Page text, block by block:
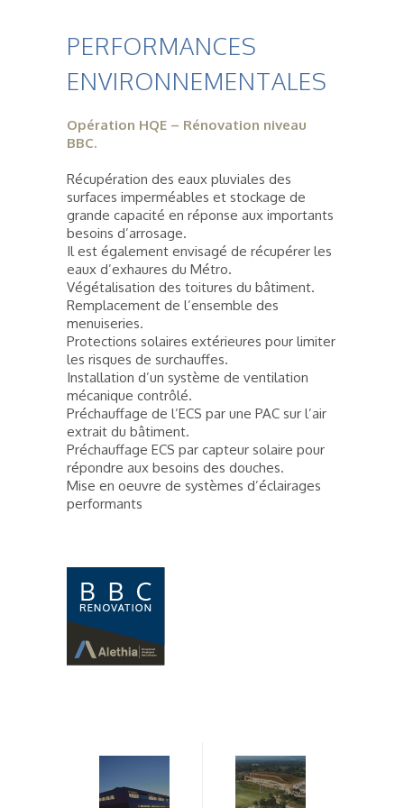
PERFORMANCES
ENVIRONNEMENTALES
Opération HQE – Rénovation niveau
BBC.
Récupération des eaux pluviales des
surfaces imperméables et stockage de
grande capacité en réponse aux importants
besoins d’arrosage.
Il est également envisagé de récupérer les
eaux d’exhaures du Métro.
Végétalisation des toitures du bâtiment.
Remplacement de l’ensemble des
menuiseries.
Protections solaires extérieures pour limiter
les risques de surchauffes.
Installation d’un système de ventilation
mécanique contrôlé.
Préchauffage de l’ECS par une PAC sur l’air
extrait du bâtiment.
Préchauffage ECS par capteur solaire pour
répondre aux besoins des douches.
Mise en oeuvre de systèmes d’éclairages
performants